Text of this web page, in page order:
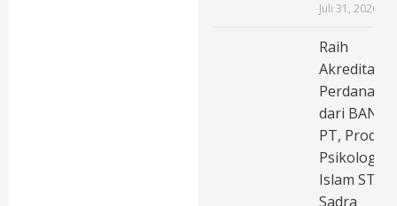
Juli 31, 2026
Raih
Akreditasi
Perdana
dari BAN-
PT, Prodi
Psikologi
Islam STAI
Sadra